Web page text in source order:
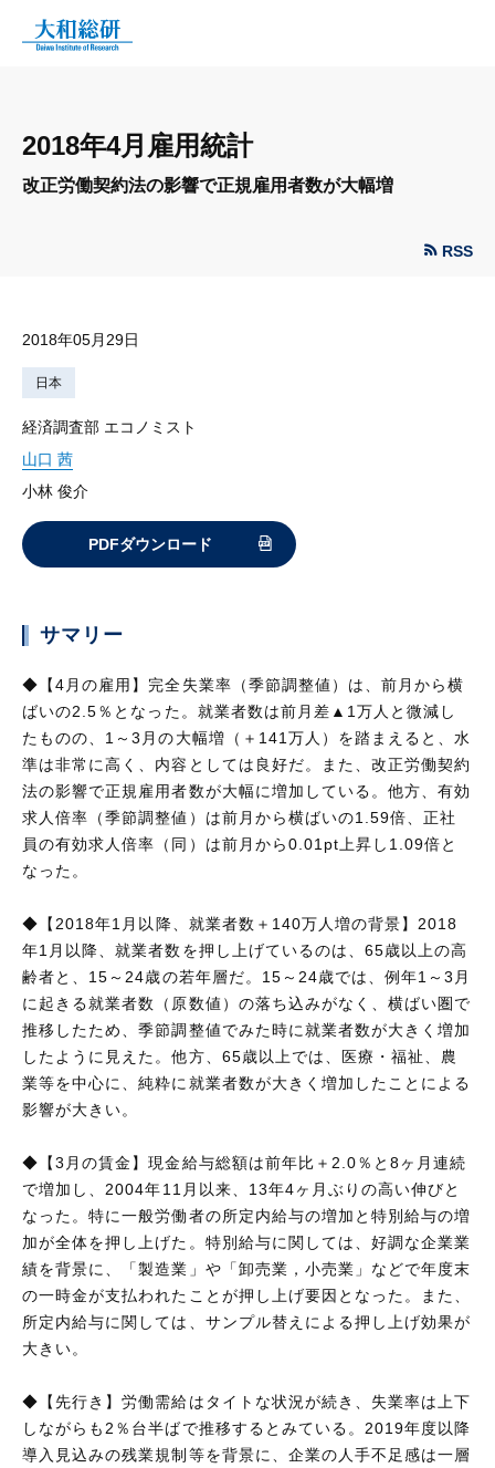
2018年4月雇用統計
改正労働契約法の影響で正規雇用者数が大幅増
RSS
2018年05月29日
日本
経済調査部 エコノミスト
山口 茜
小林 俊介
PDFダウンロード
サマリー
◆【4月の雇用】完全失業率（季節調整値）は、前月から横
ばいの2.5％となった。就業者数は前月差▲1万人と微減し
たものの、1～3月の大幅増（＋141万人）を踏まえると、水
準は非常に高く、内容としては良好だ。また、改正労働契約
法の影響で正規雇用者数が大幅に増加している。他方、有効
求人倍率（季節調整値）は前月から横ばいの1.59倍、正社
員の有効求人倍率（同）は前月から0.01pt上昇し1.09倍と
なった。
◆【2018年1月以降、就業者数＋140万人増の背景】2018
年1月以降、就業者数を押し上げているのは、65歳以上の高
齢者と、15～24歳の若年層だ。15～24歳では、例年1～3月
に起きる就業者数（原数値）の落ち込みがなく、横ばい圏で
推移したため、季節調整値でみた時に就業者数が大きく増加
したように見えた。他方、65歳以上では、医療・福祉、農
業等を中心に、純粋に就業者数が大きく増加したことによる
影響が大きい。
◆【3月の賃金】現金給与総額は前年比＋2.0％と8ヶ月連続
で増加し、2004年11月以来、13年4ヶ月ぶりの高い伸びと
なった。特に一般労働者の所定内給与の増加と特別給与の増
加が全体を押し上げた。特別給与に関しては、好調な企業業
績を背景に、「製造業」や「卸売業，小売業」などで年度末
の一時金が支払われたことが押し上げ要因となった。また、
所定内給与に関しては、サンプル替えによる押し上げ効果が
大きい。
◆【先行き】労働需給はタイトな状況が続き、失業率は上下
しながらも2％台半ばで推移するとみている。2019年度以降
導入見込みの残業規制等を背景に、企業の人手不足感は一層